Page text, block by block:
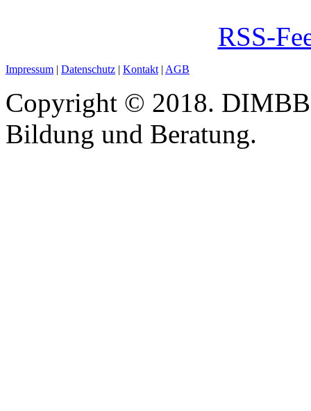
RSS-
Impressum | Datenschutz | Kontakt | AGB
Copyright © 2018.
Bildung und Beratung.